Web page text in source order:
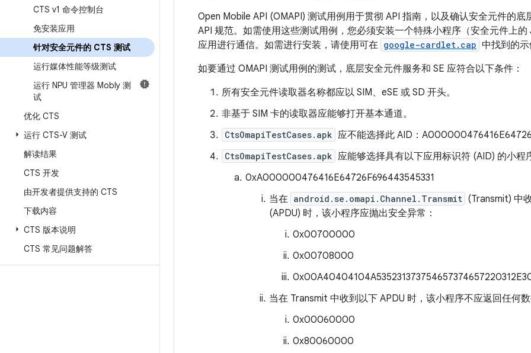
CTS v1 命令控制台
免安装应用
针对安全元件的 CTS 测试
运行媒体性能等级测试
运行 NPU 管理器 Mobly 测
试
优化 CTS
运行 CTS-V 测试
解读结果
CTS 开发
由开发者提供支持的 CTS
下载内容
CTS 版本说明
CTS 常见问题解答
Open Mobile API (OMAPI) 测试用例用于贯彻 API 指南，以及确认安全元件的
API 规范。如需使用这些测试用例，您必须安装一个特殊小程序（安全元件上
应用进行通信。如需进行安装，请使用可在 google-cardlet.cap 中找到的
如要通过 OMAPI 测试用例的测试，底层安全元件服务和 SE 应符合以下条件：
所有安全元件读取器名称都应以 SIM、eSE 或 SD 开头。
非基于 SIM 卡的读取器应能够打开基本通道。
CtsOmapiTestCases.apk 应不能选择此 AID：
CtsOmapiTestCases.apk 应能够选择具有以下应用标识符 (AID) 的小程
0xA000000476416E64726F696443545331
当在 android.se.omapi.Channel.Transmit (Transmit) 中
(APDU) 时，该小程序应抛出安全异常：
0x00700000
0x00708000
当在 Transmit 中收到以下 APDU 时，该小程序不应返回任何
0x00060000
0x80060000